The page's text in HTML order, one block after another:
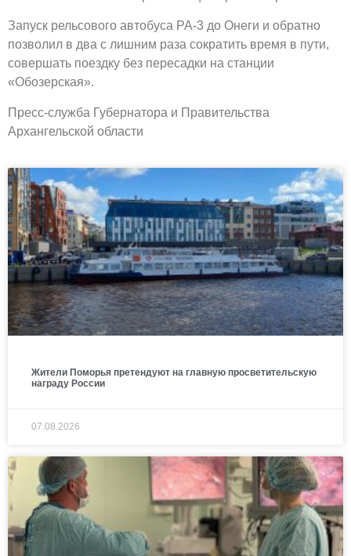
Запуск рельсового автобуса РА-3 до Онеги и обратно
позволил в два с лишним раза сократить время в пути,
совершать поездку без пересадки на станции
«Обозерская».
Пресс-служба Губернатора и Правительства
Архангельской области
Жители Поморья претендуют на главную просветительскую
награду России
07.08.2026